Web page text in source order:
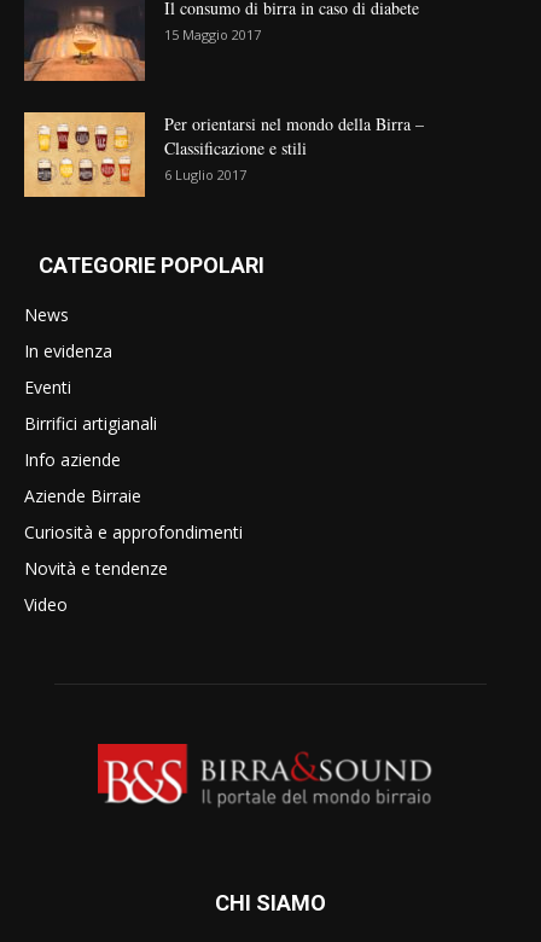
Il consumo di birra in caso di diabete
15 Maggio 2017
Per orientarsi nel mondo della Birra –
Classificazione e stili
6 Luglio 2017
CATEGORIE POPOLARI
News
In evidenza
Eventi
Birrifici artigianali
Info aziende
Aziende Birraie
Curiosità e approfondimenti
Novità e tendenze
Video
CHI SIAMO